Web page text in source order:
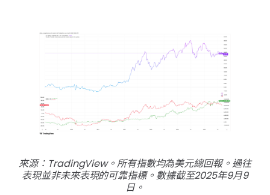
來源：TradingView。所有指數均為美元總回報。過往
表現並非未來表現的可靠指標。數據截至2025年9月9
日。